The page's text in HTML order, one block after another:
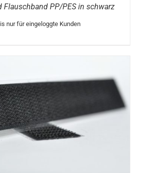
Flauschband PP/PES in schwarz
nur für eingeloggte Kunden